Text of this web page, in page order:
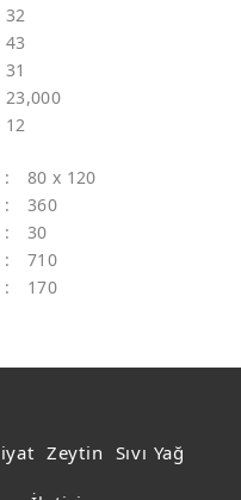
32
43
31
23,000
12
:
80 x 120
:
360
:
30
:
710
: 170
Zeytin Sıvı Yağ